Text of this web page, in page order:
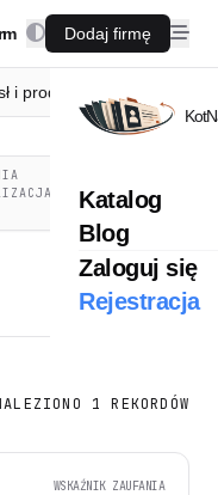
Dodaj firmę
Katalog
Blog
Zaloguj się
Rejestracja
i produkcja
21:41
1 REKORDÓW
WSKAŹNIK ZAUFANIA